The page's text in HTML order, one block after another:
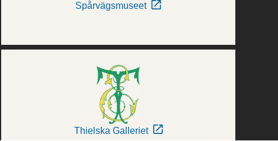
Spårvägsmuseet
Thielska Galleriet